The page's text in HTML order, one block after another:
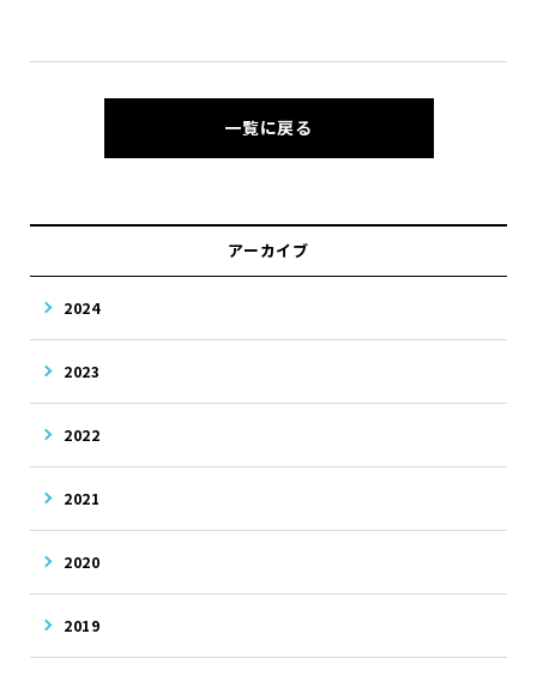
一覧に戻る
アーカイブ
2024
2023
2022
2021
2020
2019